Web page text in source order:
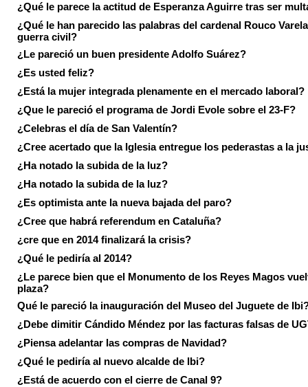
¿Qué le parece la actitud de Esperanza Aguirre tras ser
¿Qué le han parecido las palabras del cardenal Rouco
guerra civil?
¿Le pareció un buen presidente Adolfo Suárez?
¿Es usted feliz?
¿Está la mujer integrada plenamente en el mercado laboral?
¿Que le pareció el programa de Jordi Evole sobre el 23-F?
¿Celebras el día de San Valentín?
¿Cree acertado que la Iglesia entregue los pederastas a la
¿Ha notado la subida de la luz?
¿Ha notado la subida de la luz?
¿Es optimista ante la nueva bajada del paro?
¿Cree que habrá referendum en Cataluña?
¿cre que en 2014 finalizará la crisis?
¿Qué le pediría al 2014?
¿Le parece bien que el Monumento de los Reyes Magos
plaza?
Qué le pareció la inauguración del Museo del Juguete de
¿Debe dimitir Cándido Méndez por las facturas falsas de
¿Piensa adelantar las compras de Navidad?
¿Qué le pediría al nuevo alcalde de Ibi?
¿Está de acuerdo con el cierre de Canal 9?